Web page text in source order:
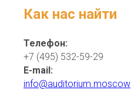
Как нас найти
Телефон:
+7 (495) 532-59-29
E-mail:
info@auditorium.moscow